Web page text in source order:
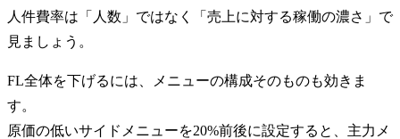
人件費率は「人数」ではなく「売上に対する稼働の濃さ」で
見ましょう。
FL全体を下げるには、メニューの構成そのものも効きま
す。
原価の低いサイドメニューを20%前後に設定すると、主力メ